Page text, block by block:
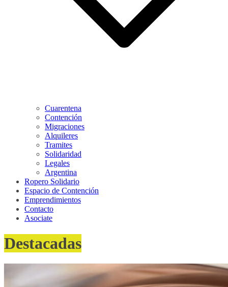
Cuarentena
Contención
Migraciones
Alquileres
Tramites
Solidaridad
Legales
Argentina
Ropero Solidario
Espacio de Contención
Emprendimientos
Contacto
Asociate
Destacadas